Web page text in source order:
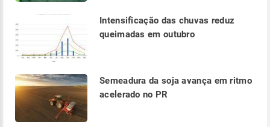
Intensificação das chuvas reduz
queimadas em outubro
Semeadura da soja avança em ritmo
acelerado no PR